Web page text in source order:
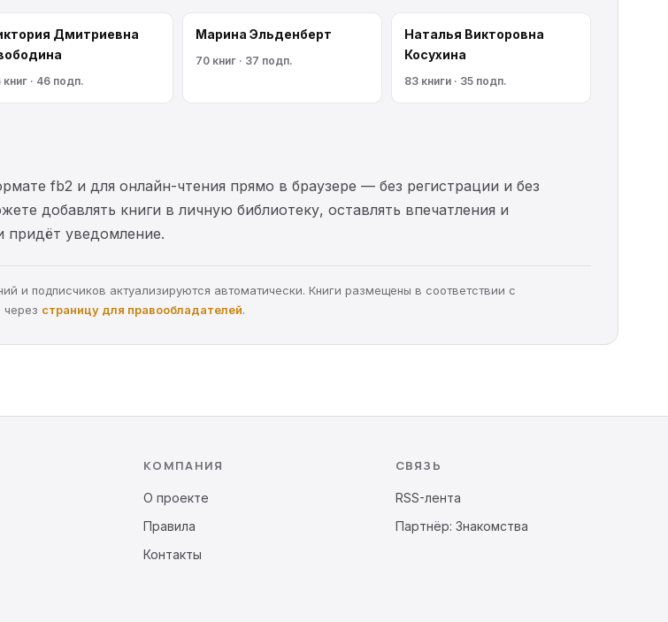
Дмитриевна
книг · 46 подп.
Марина Эльденберт
70 книг · 37 подп.
Наталья Викторовна
Косухина
83 книги · 35 подп.
fb2 и для онлайн-чтения прямо в браузере — без регистрации и без
добавлять книги в личную библиотеку, оставлять впечатления и
придёт уведомление.
и подписчиков актуализируются автоматически. Книги размещены в соответствии с
через страницу для правообладателей.
КОМПАНИЯ
О проекте
Правила
Контакты
СВЯЗЬ
RSS-лента
Партнёр: Знакомства